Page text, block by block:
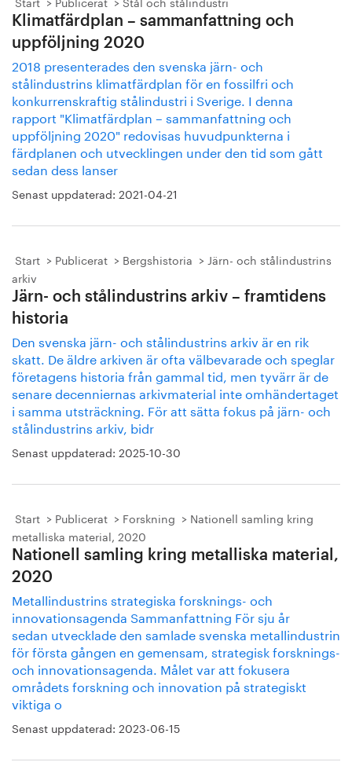
Klimatfärdplan – sammanfattning och
uppföljning 2020
2018 presenterades den svenska järn- och
stålindustrins klimatfärdplan för en fossilfri och
konkurrenskraftig stålindustri i Sverige. I denna
rapport "Klimatfärdplan – sammanfattning och
uppföljning 2020" redovisas huvudpunkterna i
färdplanen och utvecklingen under den tid som gått
sedan dess lanser
Senast uppdaterad: 2021-04-21
Start Publicerat Bergshistoria
Järn- och stålindustrins
arkiv
Järn- och stålindustrins arkiv – framtidens
historia
Den svenska järn- och stålindustrins arkiv är en rik
skatt. De äldre arkiven är ofta välbevarade och speglar
före­tagens historia från gammal tid, men tyvärr är de
senare de­cenniernas arkivmaterial inte omhän­dertaget
i samma utsträckning. För att sätta fokus på järn- och
stålindustrins arkiv, bidr
Senast uppdaterad: 2025-10-30
Start Publicerat Forskning
Nationell samling kring
metalliska material, 2020
Nationell samling kring metalliska material,
2020
Metallindustrins strategiska forsknings- och
innovationsagenda Sammanfattning För sju år
sedan utvecklade den samlade svenska metallindustrin
för första gången en gemensam, strategisk forsknings-
och innovationsagenda. Målet var att fokusera
områdets forskning och innovation på strategiskt
viktiga o
Senast uppdaterad: 2023-06-15